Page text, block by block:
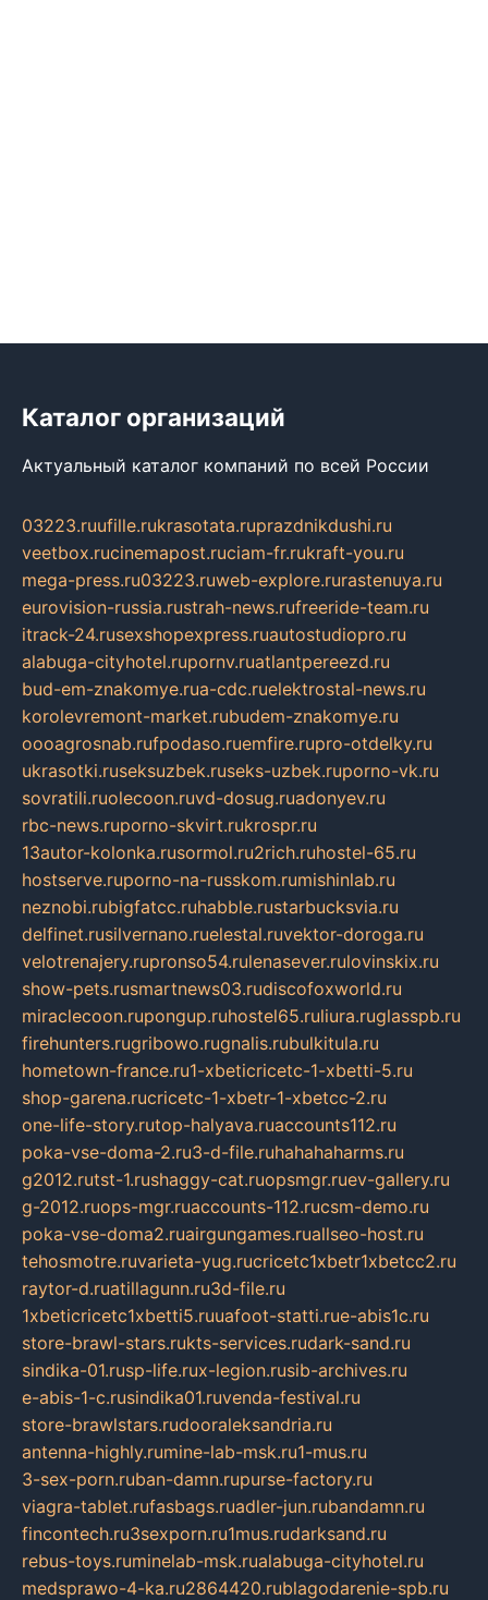
Каталог организаций
Актуальный каталог компаний по всей России
03223.ruufille.rukrasotata.ruprazdnikdushi.ru
veetbox.rucinemapost.ruciam-fr.rukraft-you.ru
mega-press.ru03223.ruweb-explore.rurastenuya.ru
eurovision-russia.rustrah-news.rufreeride-team.ru
itrack-24.rusexshopexpress.ruautostudiopro.ru
alabuga-cityhotel.rupornv.ruatlantpereezd.ru
bud-em-znakomye.rua-cdc.ruelektrostal-news.ru
korolevremont-market.rubudem-znakomye.ru
oooagrosnab.rufpodaso.ruemfire.rupro-otdelky.ru
ukrasotki.ruseksuzbek.ruseks-uzbek.ruporno-vk.ru
sovratili.ruolecoon.ruvd-dosug.ruadonyev.ru
rbc-news.ruporno-skvirt.rukrospr.ru
13autor-kolonka.rusormol.ru2rich.ruhostel-65.ru
hostserve.ruporno-na-russkom.rumishinlab.ru
neznobi.rubigfatcc.ruhabble.rustarbucksvia.ru
delfinet.rusilvernano.ruelestal.ruvektor-doroga.ru
velotrenajery.rupronso54.rulenasever.rulovinskix.ru
show-pets.rusmartnews03.rudiscofoxworld.ru
miraclecoon.rupongup.ruhostel65.ruliura.ruglasspb.ru
firehunters.rugribowo.rugnalis.rubulkitula.ru
hometown-france.ru1-xbeticricetc-1-xbetti-5.ru
shop-garena.rucricetc-1-xbetr-1-xbetcc-2.ru
one-life-story.rutop-halyava.ruaccounts112.ru
poka-vse-doma-2.ru3-d-file.ruhahahaharms.ru
g2012.rutst-1.rushaggy-cat.ruopsmgr.ruev-gallery.ru
g-2012.ruops-mgr.ruaccounts-112.rucsm-demo.ru
poka-vse-doma2.ruairgungames.ruallseo-host.ru
tehosmotre.ruvarieta-yug.rucricetc1xbetr1xbetcc2.ru
raytor-d.ruatillagunn.ru3d-file.ru
1xbeticricetc1xbetti5.ruuafoot-statti.rue-abis1c.ru
store-brawl-stars.rukts-services.rudark-sand.ru
sindika-01.rusp-life.rux-legion.rusib-archives.ru
e-abis-1-c.rusindika01.ruvenda-festival.ru
store-brawlstars.rudooraleksandria.ru
antenna-highly.rumine-lab-msk.ru1-mus.ru
3-sex-porn.ruban-damn.rupurse-factory.ru
viagra-tablet.rufasbags.ruadler-jun.rubandamn.ru
fincontech.ru3sexporn.ru1mus.rudarksand.ru
rebus-toys.ruminelab-msk.rualabuga-cityhotel.ru
medsprawo-4-ka.ru2864420.rublagodarenie-spb.ru